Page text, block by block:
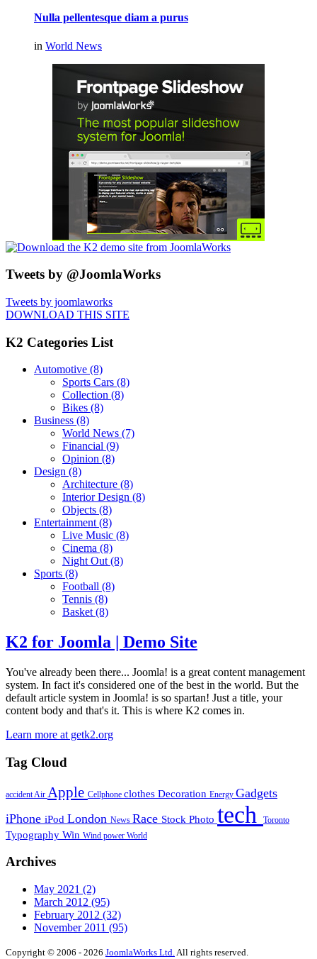
Nulla pellentesque diam a purus
in World News
Tweets by @JoomlaWorks
Tweets by joomlaworks
DOWNLOAD THIS SITE
K2 Categories List
Automotive (8)
Sports Cars (8)
Collection (8)
Bikes (8)
Business (8)
World News (7)
Financial (9)
Opinion (8)
Design (8)
Architecture (8)
Interior Design (8)
Objects (8)
Entertainment(8)
Live Music (8)
Cinema (8)
Night Out(8)
Sports (8)
Football (8)
Tennis (8)
Basket(8)
K2 for Joomla | Demo Site
You've already been there... Joomla! is a great content management
system. In fact it's considered one of the best in the world. But the
default article system in Joomla! is so spartan! Just a title, your
content body and that's it. This is where K2 comes in.
Learn more at getk2.org
Tag Cloud
accident Air Apple Cellphone clothes Decoration Energy Gadgets
iPhone iPod London News Race Stock Photo tech Toronto
Typography Win Wind power World
Archives
May 2021 (2)
March 2012 (95)
February 2012 (32)
November 2011 (95)
Copyright © 2006 - 2026 JoomlaWorks Ltd.All rights reserved.